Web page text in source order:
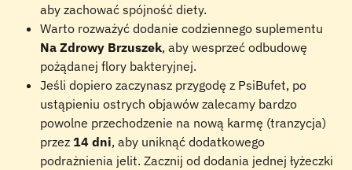
aby zachować spójność diety.
Warto rozważyć dodanie codziennego suplementu
Na Zdrowy Brzuszek, aby wesprzeć odbudowę
pożądanej flory bakteryjnej.
Jeśli dopiero zaczynasz przygodę z PsiBufet, po
ustąpieniu ostrych objawów zalecamy bardzo
powolne przechodzenie na nową karmę (tranzycja)
przez 14 dni, aby uniknąć dodatkowego
podrażnienia jelit. Zacznij od dodania jednej łyżeczki